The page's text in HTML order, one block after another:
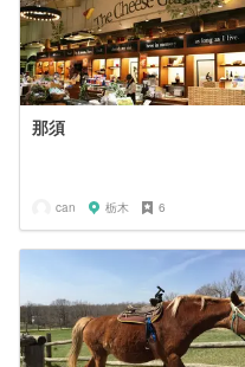
那須
can 栃木 6